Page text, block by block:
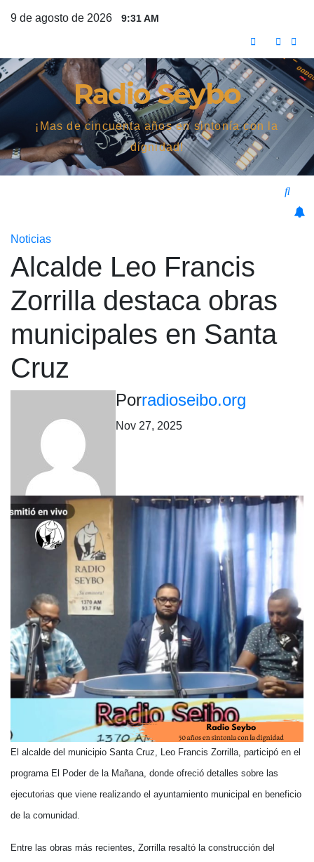
9 de agosto de 2026 9:31 AM
Radio Seybo
¡Mas de cincuenta años en sintonía con la
dignidad!
Noticias
Alcalde Leo Francis
Zorrilla destaca obras
municipales en Santa
Cruz
Porradioseibo.org
Nov 27, 2025
El alcalde del municipio Santa Cruz, Leo Francis Zorrilla, participó en el
programa El Poder de la Mañana, donde ofreció detalles sobre las
ejecutorias que viene realizando el ayuntamiento municipal en beneficio
de la comunidad.
Entre las obras más recientes, Zorrilla resaltó la construcción del